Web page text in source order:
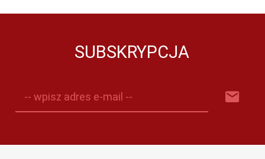
SUBSKRYPCJA
-- wpisz adres e-mail --